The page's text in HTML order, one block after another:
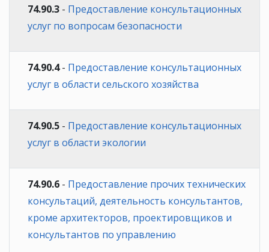
74.90.3 - Предоставление консультационных
услуг по вопросам безопасности
74.90.4- Предоставление консультационных
услуг в области сельского хозяйства
74.90.5 - Предоставление консультационных
услуг в области экологии
74.90.6 - Предоставление прочих технических
консультаций, деятельность консультантов,
кроме архитекторов, проектировщиков и
консультантов по управлению